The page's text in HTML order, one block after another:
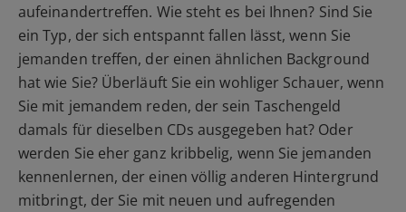
aufeinandertreffen. Wie steht es bei Ihnen? Sind Sie
ein Typ, der sich entspannt fallen lässt, wenn Sie
jemanden treffen, der einen ähnlichen Background
hat wie Sie? Überläuft Sie ein wohliger Schauer, wenn
Sie mit jemandem reden, der sein Taschengeld
damals für dieselben CDs ausgegeben hat? Oder
werden Sie eher ganz kribbelig, wenn Sie jemanden
kennenlernen, der einen völlig anderen Hintergrund
mitbringt, der Sie mit neuen und aufregenden